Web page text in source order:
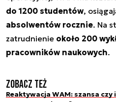
do 1200 studentów,
absolwentów rocznie. Na
zatrudnienie około 200
pracowników naukowych.
Zobacz też
Reaktywacja WAM: szansa czy